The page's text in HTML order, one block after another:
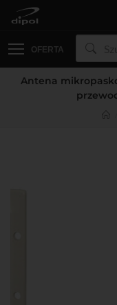
OFERTA
Antena